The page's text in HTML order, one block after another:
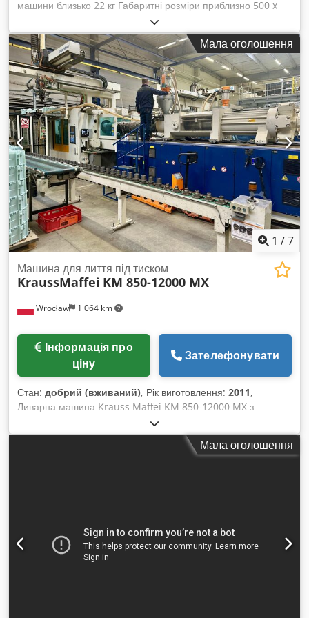
машини близько 22 кг Габаритні розміри приблизно 500 x
450 x 160 мм Ручна машина оснащена: - 8 комплектами
роликів Dkedpfx Aoht R Hmjixjr
Мала оголошення
1 /7
Wrocław 1 064 km
Машина для лиття під тиском
KraussMaffei KM 850-12000 MX
ціну
Зателефонувати
Стан: добрий (вживаний), Рік виготовлення: 2011,
Ливарна машина Krauss Maffei KM 850-12000 MX з
роботом Krauss Maffei. Рік випуску – 2011. Гідравлічно-
механічна двоплитна система закривання з 4-ма тисковими
подушками і 4-ма блокувальними вузлами на рухомій плиті.
форсункою – радіус форсунки: 25 мм, отвір форсунки: 9 мм
ТЕХНІЧНІ ДАНІ Установка замикання – зусилля замикання
форми: 8500 kN – зусилля відкривання форми: 560 kN –
Мала оголошення